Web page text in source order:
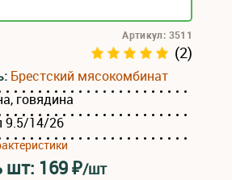
(2)
Артикул: 3511
Брестский мясокомбинат
говядина
9.5/14/26
шт: 169₽/шт